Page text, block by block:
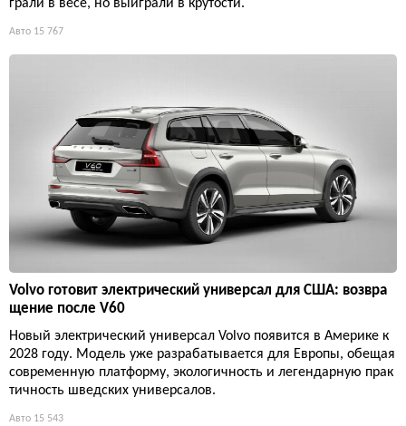
грали в весе, но выиграли в крутости.
Авто 15 767
Volvo готовит электрический универсал для США: возвра
щение после V60
Новый электрический универсал Volvo появится в Америке к
2028 году. Модель уже разрабатывается для Европы, обещая
современную платформу, экологичность и легендарную прак
тичность шведских универсалов.
Авто 15 543